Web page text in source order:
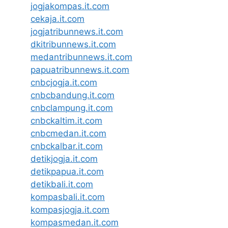
jogjakompas.it.com
cekaja.it.com
jogjatribunnews.it.com
dkitribunnews.it.com
medantribunnews.it.com
papuatribunnews.it.com
cnbcjogja.it.com
cnbcbandung.it.com
cnbclampung.it.com
cnbckaltim.it.com
cnbcmedan.it.com
cnbckalbar.it.com
detikjogja.it.com
detikpapua.it.com
detikbali.it.com
kompasbali.it.com
kompasjogja.it.com
kompasmedan.it.com